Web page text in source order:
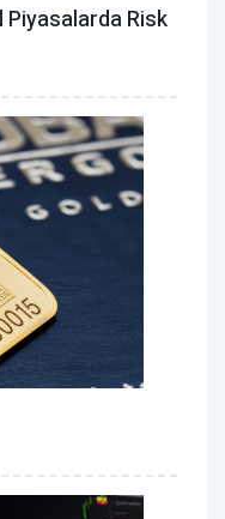
Piyasalarda Risk